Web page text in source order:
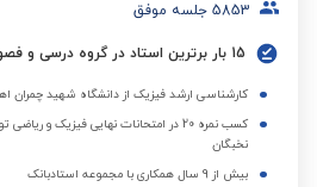
5853 جلسه موفق
15 بار برترین استاد در گروه درسی و فصول مختلف
کارشناسی ارشد فیزیک از دانشگاه شهید چمران
کسب نمره 20 در امتحانات نهایی فیزیک و
نخبگان
بیش از 9 سال همکاری با مجموعه استادبانک